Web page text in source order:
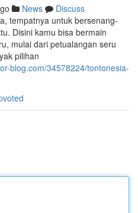
News
Discuss
tempatnya untuk bersenang-
Disini kamu bisa bermain
mulai dari petualangan seru
pilihan
blog.com/34578224/tontonesia-